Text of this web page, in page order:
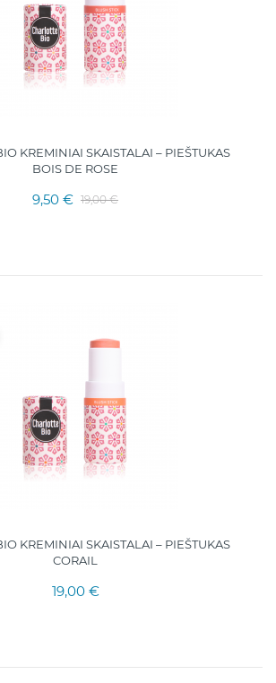
KREMINIAI SKAISTALAI – PIEŠTUKAS
BOIS DE ROSE
9,50 € 19,00 €
KREMINIAI SKAISTALAI – PIEŠTUKAS
CORAIL
19,00 €